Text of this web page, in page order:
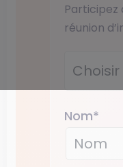
réunion
Nom*